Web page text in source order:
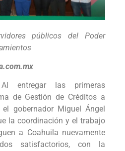
públicos del Poder
entregar las primeras
de Gestión de Créditos a
el gobernador Miguel Ángel
la coordinación y el trabajo
a Coahuila nuevamente
satisfactorios, con la